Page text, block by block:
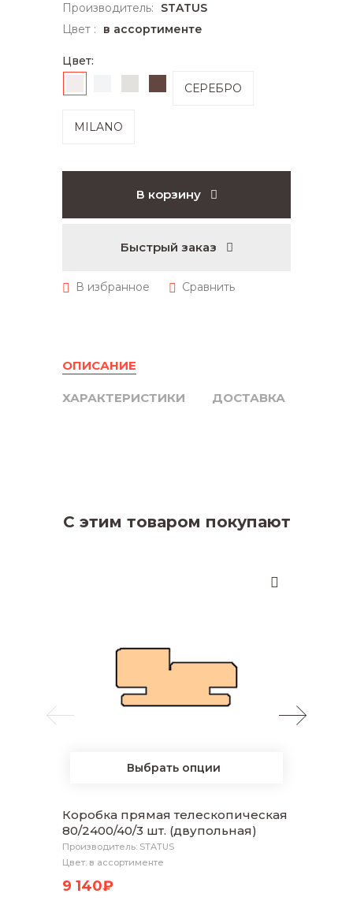
Производитель:
STATUS
Цвет :
в ассортименте
Цвет:
СЕРЕБРО
MILANO
В корзину
Быстрый заказ
ОПИСАНИЕ
ХАРАКТЕРИСТИКИ ДОСТАВКА
С этим товаром покупают
Выбрать опции
Коробка прямая телескопическая
80/2400/40/3 шт. (двупольная)
Производитель: STATUS
Цвет: в ассортименте
9 140₽